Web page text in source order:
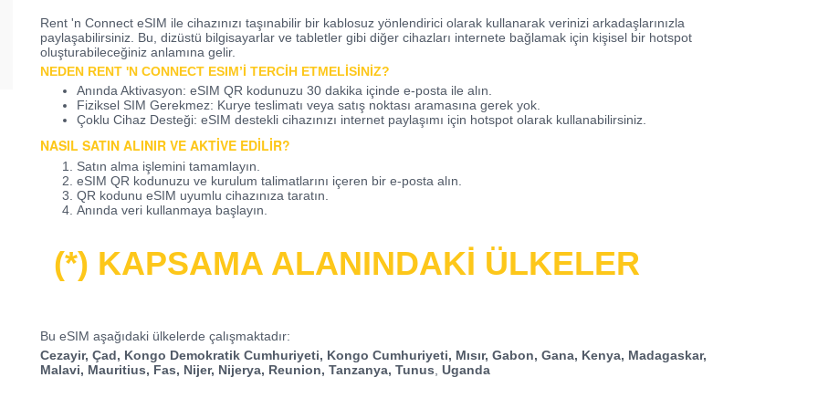
Rent 'n Connect eSIM ile cihazınızı taşınabilir bir kablosuz yönlendirici olarak kullanarak verinizi arkadaşlarınızla
paylaşabilirsiniz . Bu, dizüstü bilgisayarlar ve tabletler gibi diğer cihazları internete bağlamak için kişisel bir hotspot
oluşturabileceğiniz anlamına gelir.
NEDEN RENT 'N CONNECT ESIM’I TERCIH ETMELISINIZ?
Anında Aktivasyon: eSIM QR kodunuzu 30 dakika içinde e-posta ile alın.
Fiziksel SIM Gerekmez: Kurye teslimatı veya satış noktası aramasına gerek yok.
Çoklu Cihaz Desteği: eSIM destekli cihazınızı internet paylaşımı için hotspot olarak kullanabilirsiniz.
NASIL SATIN ALINIR VE AKTIVE EDILIR?
Satın alma işlemini tamamlayın.
eSIM QR kodunuzu ve kurulum talimatlarını içeren bir e-posta alın.
QR kodunu eSIM uyumlu cihazınıza taratın.
Anında veri kullanmaya başlayın.
(*) KAPSAMA ALANINDAKİ ÜLKELER
Bu eSIM aşağıdaki ülkelerde çalışmaktadır:
Cezayir, Çad, Kongo Demokratik Cumhuriyeti, Kongo Cumhuriyeti, Mısır, Gabon, Gana, Kenya, Madagaskar,
Malavi, Mauritius, Fas, Nijer, Nijerya, Reunion, Tanzanya, Tunus, Uganda